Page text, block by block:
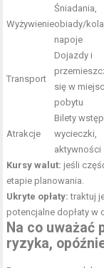
Wyżywienie
Śniadania,
obiady/
napoje
Transport
Dojazdy i
się w
pobytu
Atrakcje
Bilety
wycieczki,
aktywności
Kursy walut: jeśli
etapie planowania.
Ukryte opłaty: traktuj
potencjalne dopłaty w
Na co uważać
ryzyka,